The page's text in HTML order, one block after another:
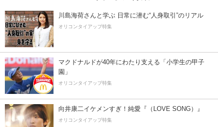
川島海荷さんと学ぶ 日常に潜む“人身取引”のリアル
オリコンタイアップ特集
マクドナルドが40年にわたり支える「小学生の甲子
園」
オリコンタイアップ特集
向井康二イケメンすぎ！純愛『（LOVE SONG）』
オリコンタイアップ特集